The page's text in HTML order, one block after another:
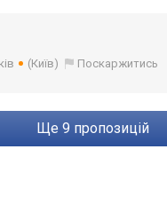
(Київ) Поскаржитись
ще 9пропозицій